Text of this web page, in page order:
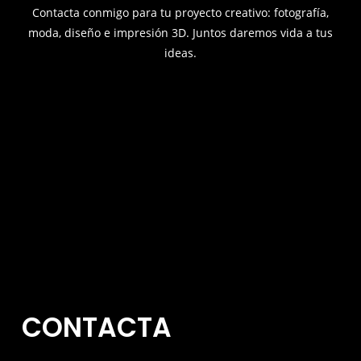
Contacta conmigo para tu proyecto creativo: fotografía,
moda, diseño e impresión 3D. Juntos daremos vida a tus
ideas.
CONTACTA